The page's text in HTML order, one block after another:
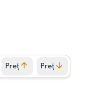
Preț
crescător
Preț
descrescător